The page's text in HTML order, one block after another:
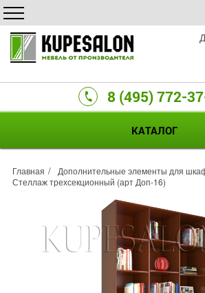
8 (495) 772-
КАТАЛОГ
Главная
Дополнительные элементы для
Стеллаж трехсекционный (арт Доп-16)